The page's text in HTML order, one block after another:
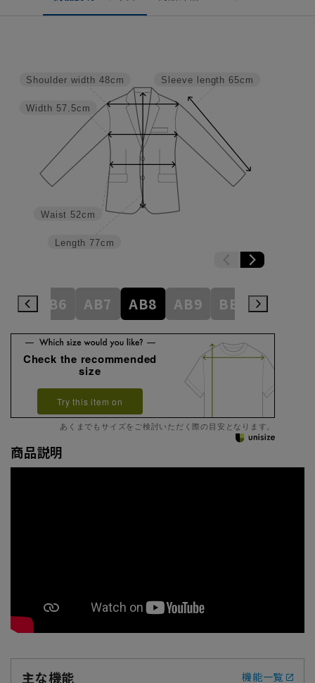
Sleeve length 65cm
Length 77cm
Waist 52cm
Width 57.5cm
Shoulder width 48cm
AB6 AB7 AB8 AB9 BE3 BE4
Check the recommended
size
Try this item on
あくまでもサイズをご検討いただく際の目安となります。
商品説明
主な機能 機能一覧